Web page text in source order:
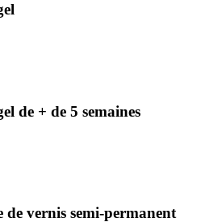
de + de 5 semaines
de vernis semi-permanent